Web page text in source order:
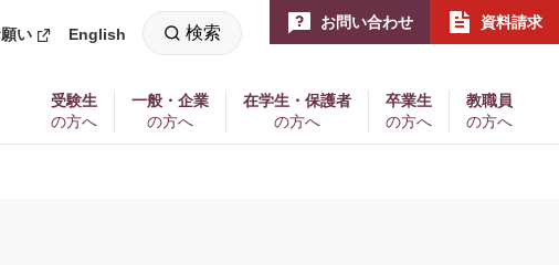
い
新
ィ
ン
ド
ウ
English 検索
お問い合わせ 資料請求
受験生
の方へ
一般・企業
の方へ
在学生・保護者
の方へ
卒業生
の方へ
教職員
の方へ